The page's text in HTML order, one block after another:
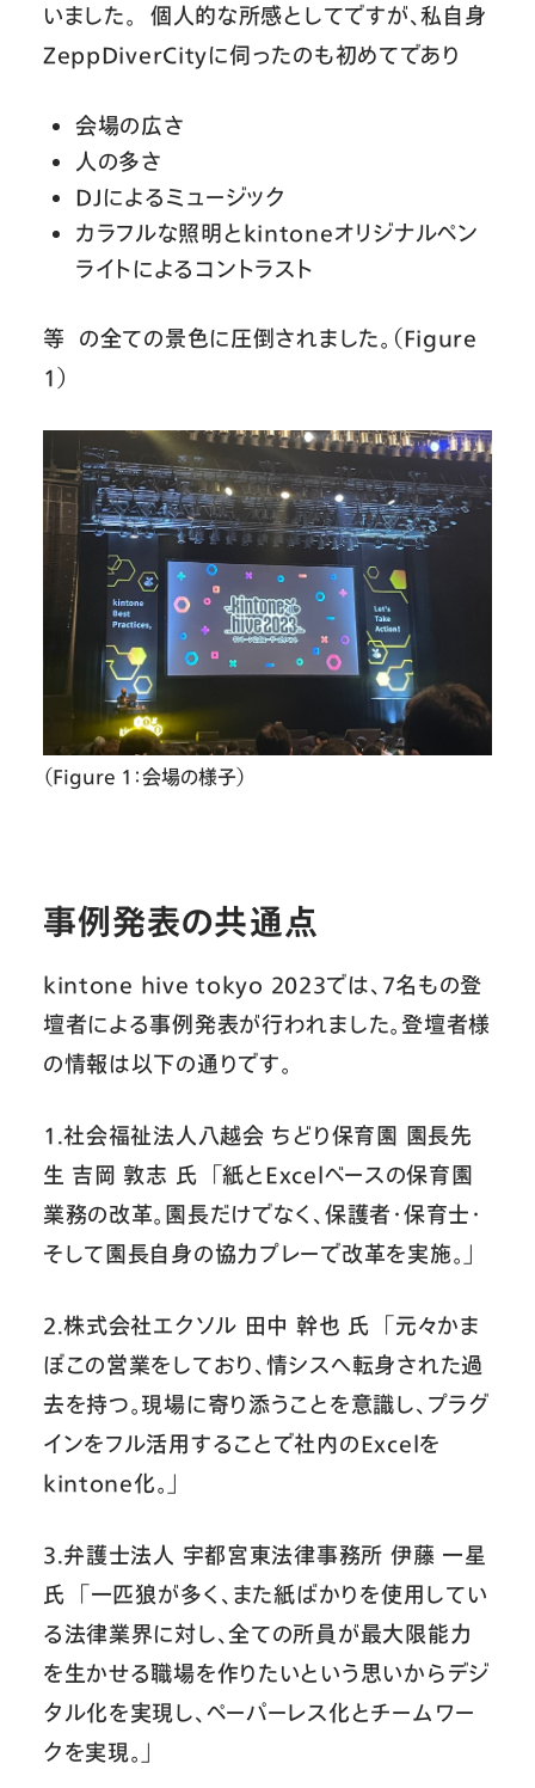
いました。 個人的な所感としてですが、私自身
ZeppDiverCityに伺ったのも初めてであり
会場の広さ
人の多さ
DJによるミュージック
カラフルな照明とkintoneオリジナルペン
ライトによるコントラスト
等 の全ての景色に圧倒されました。（Figure
1）
（Figure 1：会場の様子）
事例発表の共通点
kintone hive tokyo 2023では、7名もの登
壇者による事例発表が行われました。登壇者様
の情報は以下の通りです。
1.社会福祉法人八越会 ちどり保育園 園長先
生 吉岡 敦志 氏 「紙とExcelベースの保育園
業務の改革。園長だけでなく、保護者・保育士・
そして園長自身の協力プレーで改革を実施。」
2.株式会社エクソル 田中 幹也 氏 「元々かま
ぼこの営業をしており、情シスへ転身された過
去を持つ。現場に寄り添うことを意識し、プラグ
インをフル活用することで社内のExcelを
kintone化。」
3.弁護士法人 宇都宮東法律事務所 伊藤 一星
氏 「一匹狼が多く、また紙ばかりを使用してい
る法律業界に対し、全ての所員が最大限能力
を生かせる職場を作りたいという思いからデジ
タル化を実現し、ペーパーレス化とチームワー
クを実現。」